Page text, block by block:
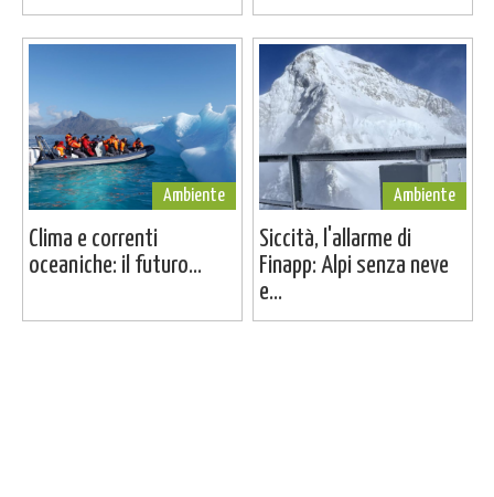
Ambiente
Clima e correnti
oceaniche: il futuro...
Ambiente
Siccità, l'allarme di
Finapp: Alpi senza neve
e...